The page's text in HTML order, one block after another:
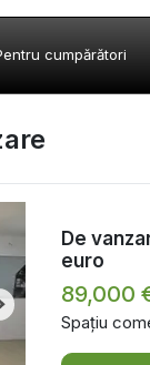
cumpărători
De
euro
89,000
Spațiu